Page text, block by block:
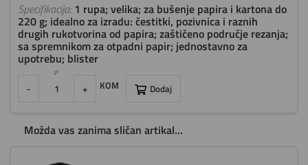
Specifikacija:1 rupa; velika; za bušenje papira i kartona do
220 g; idealno za izradu: čestitki, pozivnica i raznih
drugih rukotvorina od papira; zaštičeno područje rezanja;
sa spremnikom za otpadni papir; jednostavno za
upotrebu; blister
- + KOM Dodaj
Možda vas zanima sličan artikal...